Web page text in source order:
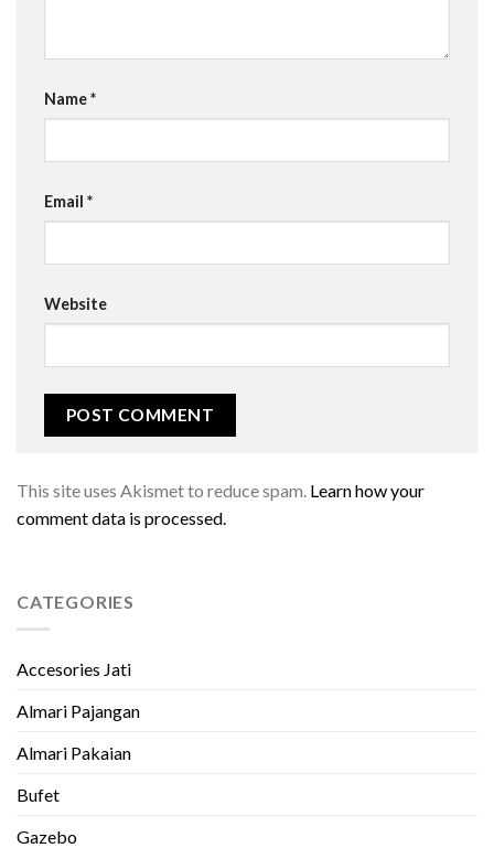
Name*
Email *
Website
This site uses Akismet to reduce spam. Learn how your
comment data is processed.
CATEGORIES
Accesories Jati
Almari Pajangan
Almari Pakaian
Bufet
Gazebo